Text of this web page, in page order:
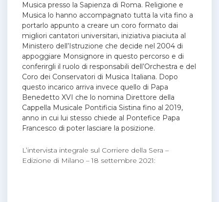
Musica presso la Sapienza di Roma. Religione e
Musica lo hanno accompagnato tutta la vita fino a
portarlo appunto a creare un coro formato dai
migliori cantatori universitari, iniziativa piaciuta al
Ministero dell’Istruzione che decide nel 2004 di
appoggiare Monsignore in questo percorso e di
conferirgli il ruolo di responsabili dell’Orchestra e del
Coro dei Conservatori di Musica Italiana. Dopo
questo incarico arriva invece quello di Papa
Benedetto XVI che lo nomina Direttore della
Cappella Musicale Pontificia Sistina fino al 2019,
anno in cui lui stesso chiede al Pontefice Papa
Francesco di poter lasciare la posizione.
L’intervista integrale sul Corriere della Sera –
Edizione di Milano – 18 settembre 2021: